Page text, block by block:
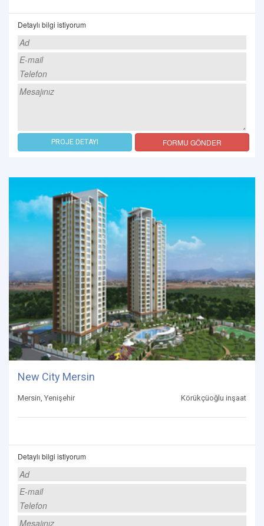
Detaylı bilgi istiyorum
PROJE DETAYI FORMU GÖNDER
New City Mersin
Mersin, Yenişehir Körükçüoğlu inşaat
Detaylı bilgi istiyorum